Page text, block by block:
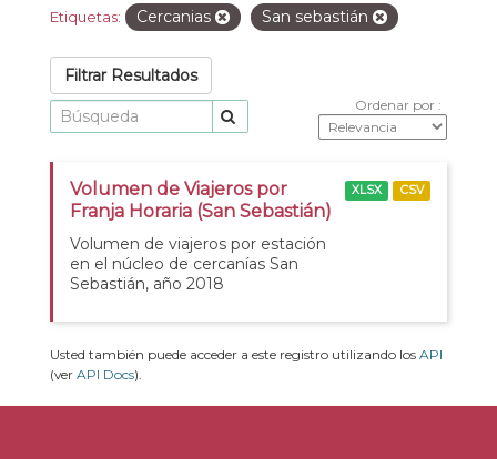
Etiquetas: Cercanias San sebastián
Filtrar Resultados
Ordenar por
Volumen de Viajeros por
Franja Horaria (San Sebastián)
Volumen de viajeros por estación
en el núcleo de cercanías San
Sebastián, año 2018
XLSX CSV
Usted también puede acceder a este registro utilizando los API
(ver API Docs).